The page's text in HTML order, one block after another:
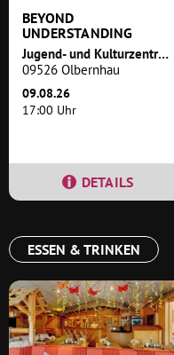
BEYOND
UNDERSTANDING
Jugend- und Kulturzentrum Theater Variabel
09526 Olbernhau
09.08.26
17:00 Uhr
DETAILS
ESSEN & TRINKEN